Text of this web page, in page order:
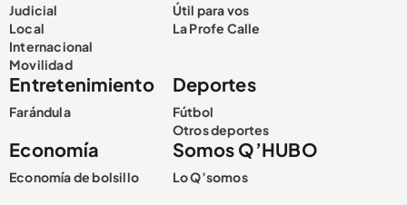
Judicial
Local
Internacional
Movilidad
Útil para vos
La Profe Calle
Entretenimiento
Farándula
Deportes
Fútbol
Otros deportes
Economía
Economía de bolsillo
Somos Q’HUBO
Lo Q’somos